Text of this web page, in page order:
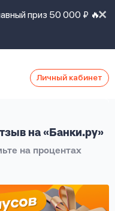
приз 50 000 ₽ 🔥
Личный кабинет
на «Банки.ру»
на процентах